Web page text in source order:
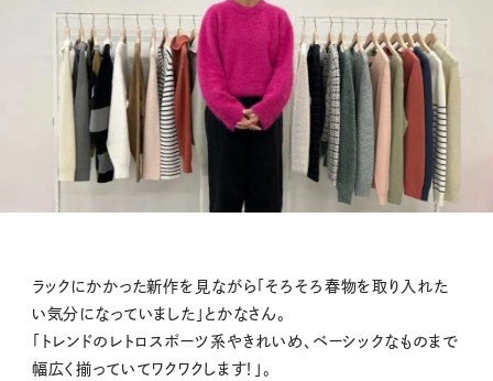
ラックにかかった新作を見ながら「そろそろ春物を取り入れた
い気分になっていました」とかなさん。
「トレンドのレトロスポーツ系やきれいめ、ベーシックなものまで
幅広く揃っていてワクワクします！」。